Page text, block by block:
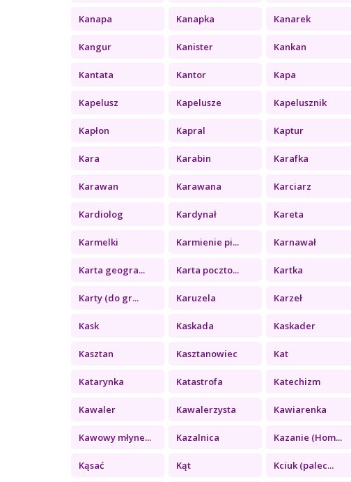
Kanapa Kanapka Kanarek
Kangur Kanister Kankan
Kantata Kantor Kapa
Kapelusz Kapelusze Kapelusznik
Kapłon Kapral Kaptur
Kara Karabin Karafka
Karawan Karawana Karciarz
Kardiolog Kardynał Kareta
Karmelki Karmienie pi... Karnawał
Karta geogra... Karta poczto... Kartka
Karty (do gr... Karuzela Karzeł
Kask Kaskada Kaskader
Kasztan Kasztanowiec Kat
Katarynka Katastrofa Katechizm
Kawaler Kawalerzysta Kawiarenka
Kawowy młyne... Kazalnica Kazanie (Hom...
Kąsać Kąt Kciuk (palec...